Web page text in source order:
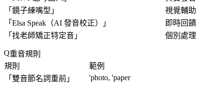
「 鏡子練嘴型 」
視覺輔助
「 Elsa Speak（AI 發音校正） 」
即時回饋
「 找老師矯正特定音 」 個別處理
重音規則
規則
範例
「 雙音節名詞重前 」
'photo, 'paper